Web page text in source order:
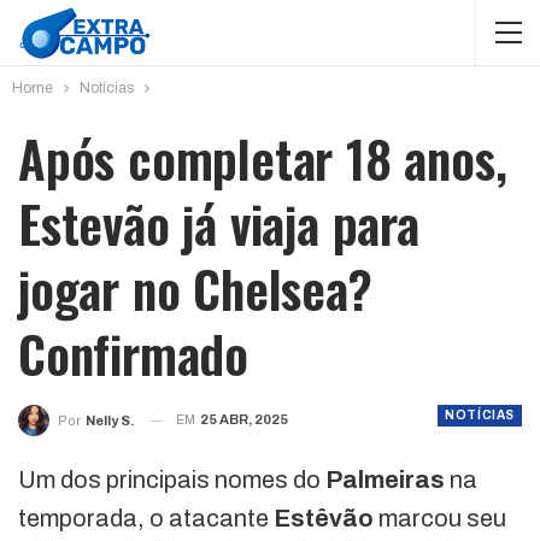
Home Notícias
Após completar 18 anos,
Estevão já viaja para
jogar no Chelsea?
Confirmado
NOTÍCIAS
Por Nelly S. EM 25 ABR, 2025
Um dos principais nomes do Palmeiras na
temporada, o atacante Estêvão marcou seu